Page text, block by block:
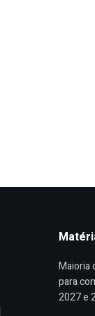
Maioria
para
2027 e